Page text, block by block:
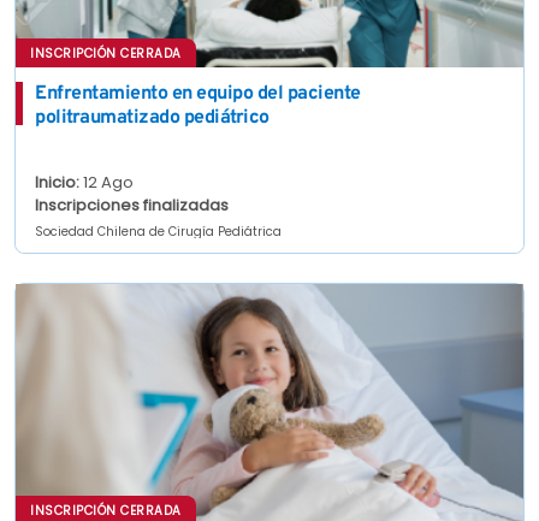
INSCRIPCIÓN CERRADA
Enfrentamiento en equipo del paciente
politraumatizado pediátrico
Inicio:12 Ago
Inscripciones finalizadas
Sociedad Chilena de Cirugía Pediátrica
INSCRIPCIÓN CERRADA